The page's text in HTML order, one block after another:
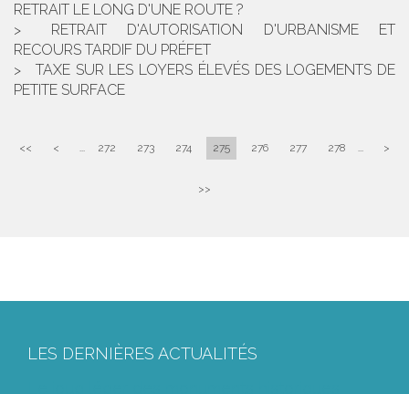
RETRAIT LE LONG D'UNE ROUTE ?
RETRAIT D'AUTORISATION D'URBANISME ET
RECOURS TARDIF DU PRÉFET
TAXE SUR LES LOYERS ÉLEVÉS DES LOGEMENTS DE
PETITE SURFACE
<< < ... 272 273 274 275 276 277 278 ... >
>>
LES DERNIÈRES ACTUALITÉS